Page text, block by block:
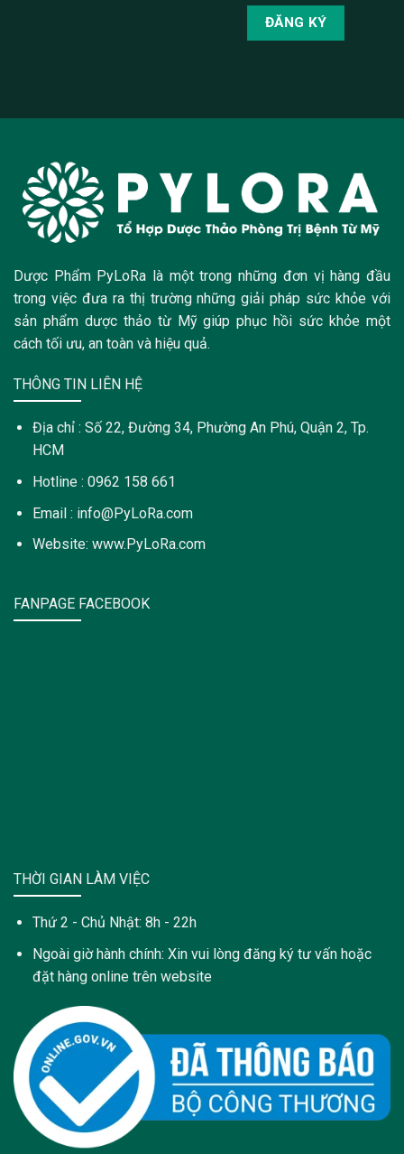
Dược Phẩm PyLoRa là một trong những đơn vị hàng đầu
trong việc đưa ra thị trường những giải pháp sức khỏe với
sản phẩm dược thảo từ Mỹ giúp phục hồi sức khỏe một
cách tối ưu, an toàn và hiệu quả.
THÔNG TIN LIÊN HỆ
Địa chỉ : Số 22, Đường 34, Phường An Phú, Quận 2, Tp.
HCM
Hotline : 0962 158 661
Email : info@PyLoRa.com
Website: www.PyLoRa.com
FANPAGE FACEBOOK
THỜI GIAN LÀM VIỆC
Thứ 2 - Chủ Nhật: 8h - 22h
Ngoài giờ hành chính: Xin vui lòng đăng ký tư vấn hoặc
đặt hàng online trên website